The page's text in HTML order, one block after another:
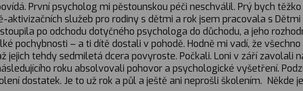
První psycholog mi pěstounskou péči neschválil. Prý bych
aktivizačních služeb pro rodiny s dětmi a rok jsem pracovala s
po odchodu dotyčného psychologa do důchodu, a jeho
pochybnosti – a ti dítě dostali v pohodě. Hodně mi vadí, že
jejich tehdy sedmiletá dcera povyroste. Počkali. Loni v září zavolali
roku absolvovali pohovor a psychologické vyšetření.
dostatek. Je to už rok a půl a ještě ani neprošli školením. Někde